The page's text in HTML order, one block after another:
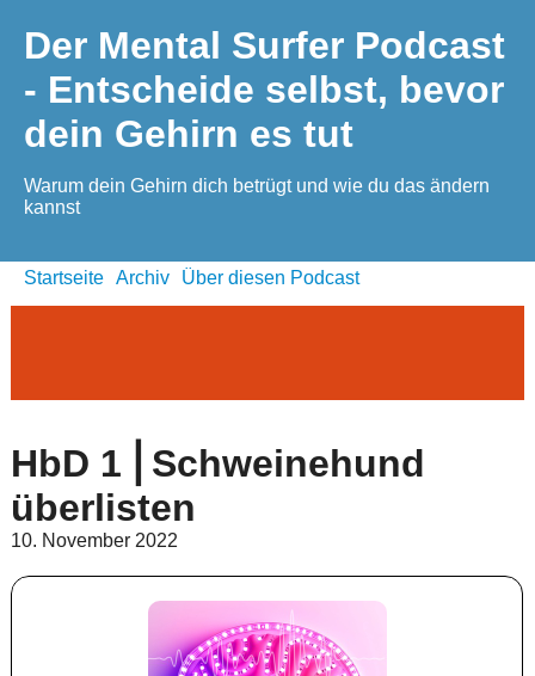
Der Mental Surfer Podcast
- Entscheide selbst, bevor
dein Gehirn es tut
Warum dein Gehirn dich betrügt und wie du das ändern
kannst
Startseite Archiv Über diesen Podcast
HbD 1 ⎜Schweinehund
überlisten
10. November 2022